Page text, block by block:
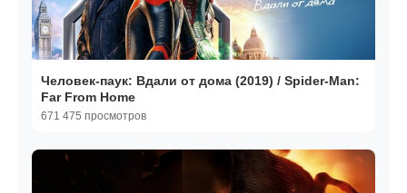
Человек-паук: Вдали от дома (2019) / Spider-Man:
Far From Home
671 475 просмотров